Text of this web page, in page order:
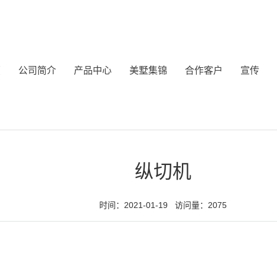
公司简介 产品中心 美墅集锦 合作客户 宣传
纵切机
时间：2021-01-19 访问量：2075